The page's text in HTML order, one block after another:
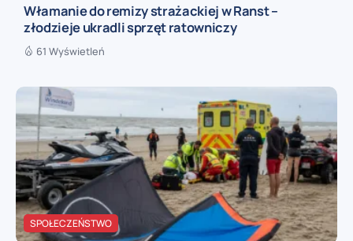
Włamanie do remizy strażackiej w Ranst –
złodzieje ukradli sprzęt ratowniczy
61 Wyświetleń
SPOŁECZEŃSTWO